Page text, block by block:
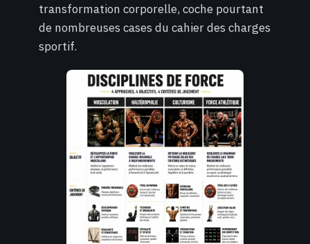
transformation corporelle, coche pourtant
de nombreuses cases du cahier des charges
sportif.